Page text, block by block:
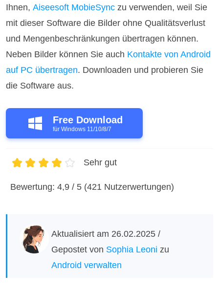
Ihnen,Aiseesoft MobieSync zu verwenden, weil Sie
mit dieser Software die Bilder ohne Qualitätsverlust
und Mengenbeschränkungen übertragen können.
Neben Bilder können Sie auch Kontakte von Android
auf PC übertragen. Downloaden und probieren Sie
die Software aus.
Free Download
für Windows 11/10/8/7
Sehr gut
Bewertung: 4,9 / 5 (421 Nutzerwertungen)
Aktualisiert am 26.02.2025 /
Gepostet von Sophia Leoni zu
Android verwalten